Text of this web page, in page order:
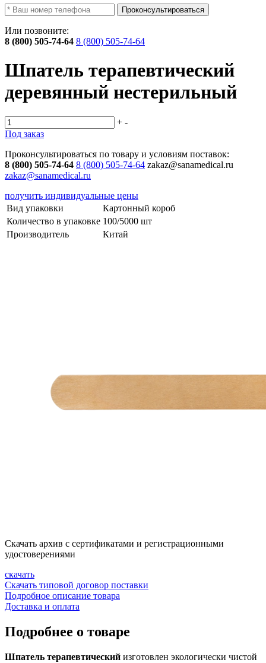
Проконсультироваться
Или позвоните:
8 (800) 505-74-64 8 (800) 505-74-64
Шпатель терапевтический
деревянный нестерильный
+ -
Под заказ
Проконсультироваться по товару и условиям поставок:
8 (800) 505-74-64 8 (800) 505-74-64 zakaz@sanamedical.ru
zakaz@sanamedical.ru
получить индивидуальные цены
Вид упаковки
Картонный короб
Количество в упаковке 100/5000 шт
Производитель
Китай
Скачать архив с сертификатами и регистрационными
удостоверениями
скачать
Скачать типовой договор поставки
Подробное описание товара
Доставка и оплата
Подробнее о товаре
Шпатель терапевтический изготовлен экологически чистой